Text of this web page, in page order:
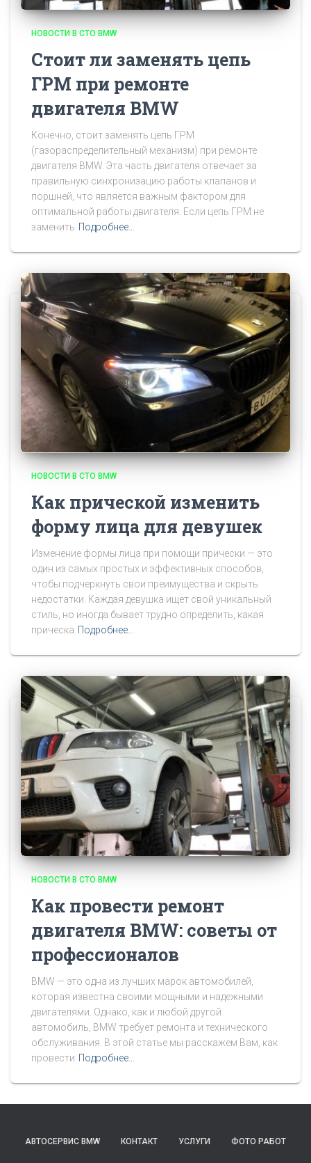
НОВОСТИ В СТО BMW
Стоит ли заменять цепь
ГРМ при ремонте
двигателя BMW
Конечно, стоит заменять цепь ГРМ
(газораспределительный механизм) при ремонте
двигателя BMW. Эта часть двигателя отвечает за
правильную синхронизацию работы клапанов и
поршней, что является важным фактором для
оптимальной работы двигателя. Если цепь ГРМ не
заменить Подробнее…
НОВОСТИ В СТО BMW
Как прической изменить
форму лица для девушек
Изменение формы лица при помощи прически — это
один из самых простых и эффективных способов,
чтобы подчеркнуть свои преимущества и скрыть
недостатки. Каждая девушка ищет свой уникальный
стиль, но иногда бывает трудно определить, какая
прическа Подробнее…
НОВОСТИ В СТО BMW
Как провести ремонт
двигателя BMW: советы от
профессионалов
BMW — это одна из лучших марок автомобилей,
которая известна своими мощными и надежными
двигателями. Однако, как и любой другой
автомобиль, BMW требует ремонта и технического
обслуживания. В этой статье мы расскажем Вам, как
провести Подробнее…
АВТОСЕРВИС BMW КОНТАКТ УСЛУГИ ФОТО РАБОТ